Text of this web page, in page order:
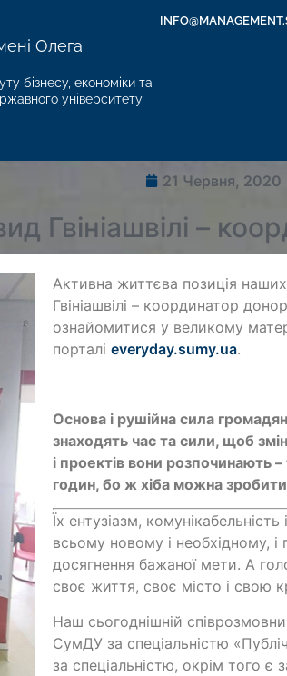
Олега
бізнесу, економіки та
університету
21 Червня, 2020
Гвініашвілі –
Активна життєва позиція
Гвініашвілі – координатор
ознайомитися у великому
порталіeveryday.sumy.ua.
Основа і рушійна сила
знаходять час та сили, щоб
і проектів вони розпочинають
годин, бо ж хіба можна зробити
Їх ентузіазм,
всьому новому і необхідному,
досягнення бажаної мети. А
своє життя, своє місто і свою
Наш сьогоднішній
СумДУ за спеціальністю
за спеціальністю, окрім того